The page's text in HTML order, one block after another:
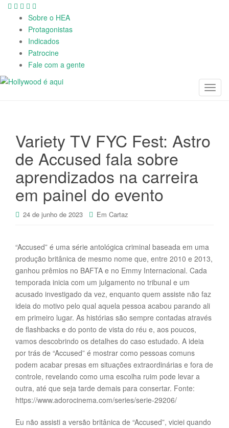
Sobre o HEA
Protagonistas
Indicados
Patrocine
Fale com a gente
T
n
Variety TV FYC Fest: Astro
de Accused fala sobre
aprendizados na carreira
em painel do evento
24 de junho de 2023 Em Cartaz
“Accused” é uma série antológica criminal baseada em uma
produção britânica de mesmo nome que, entre 2010 e 2013,
ganhou prêmios no BAFTA e no Emmy Internacional. Cada
temporada inicia com um julgamento no tribunal e um
acusado investigado da vez, enquanto quem assiste não faz
ideia do motivo pelo qual aquela pessoa acabou parando ali
em primeiro lugar. As histórias são sempre contadas através
de flashbacks e do ponto de vista do réu e, aos poucos,
vamos descobrindo os detalhes do caso estudado. A ideia
por trás de “Accused” é mostrar como pessoas comuns
podem acabar presas em situações extraordinárias e fora de
controle, revelando como uma escolha ruim pode levar a
outra, até que seja tarde demais para consertar. Fonte:
https://www.adorocinema.com/series/serie-29206/
Eu não assisti a versão britânica de “Accused”, viciei quando